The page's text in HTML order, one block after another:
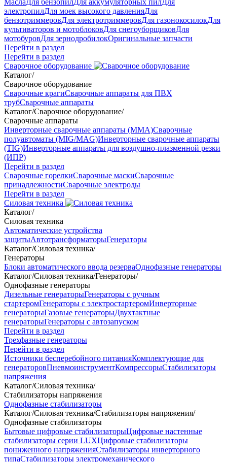
МаслаДля бензопилДля аккумуляторных пилДля
электропилДля моек высокого давленияДля
бензотриммеровДля электротриммеровДля газонокосилокДля
культиваторов и мотоблоковДля снегоуборщиковДля
мотобуровДля зернодробилокОригинальные запчасти
Перейти в раздел
Перейти в раздел
Сварочное оборудование
Каталог/
Сварочное оборудование
Сварочные крагиСварочные аппараты для ПВХ
трубСварочные аппараты
Каталог/Сварочное оборудование/
Сварочные аппараты
Инверторные сварочные аппараты (ММА)Сварочные
полуавтоматы (MIG/MAG)Инверторные сварочные аппараты
(TIG)Инверторные аппараты для воздушно-плазменной резки
(ИПР)
Перейти в раздел
Сварочные горелкиСварочные маскиСварочные
принадлежностиСварочные электроды
Перейти в раздел
Силовая техника
Каталог/
Силовая техника
Автоматические устройства
защитыАвтотрансформаторыГенераторы
Каталог/Силовая техника/
Генераторы
Блоки автоматического ввода резерваОднофазные генераторы
Каталог/Силовая техника/Генераторы/
Однофазные генераторы
Дизельные генераторыГенераторы с ручным
стартеромГенераторы с электростартеромИнверторные
генераторыГазовые генераторыДвухтактные
генераторыГенераторы с автозапуском
Перейти в раздел
Трехфазные генераторы
Перейти в раздел
Источники бесперебойного питанияКомплектующие для
генераторовПневмоинструментКомпрессорыСтабилизаторы
напряжения
Каталог/Силовая техника/
Стабилизаторы напряжения
Однофазные стабилизаторы
Каталог/Силовая техника/Стабилизаторы напряжения/
Однофазные стабилизаторы
Бытовые цифровые стабилизаторыЦифровые настенные
стабилизаторы серии LUXЦифровые стабилизаторы
пониженного напряженияСтабилизаторы инверторного
типаСтабилизаторы электромеханического